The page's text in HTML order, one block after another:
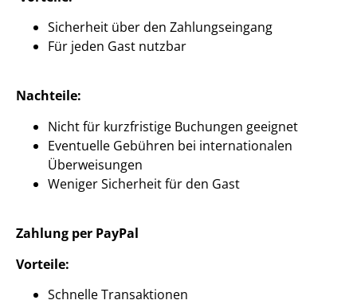
Sicherheit über den Zahlungseingang
Für jeden Gast nutzbar
Nachteile:
Nicht für kurzfristige Buchungen geeignet
Eventuelle Gebühren bei internationalen
Überweisungen
Weniger Sicherheit für den Gast
Zahlung per PayPal
Vorteile:
Schnelle Transaktionen